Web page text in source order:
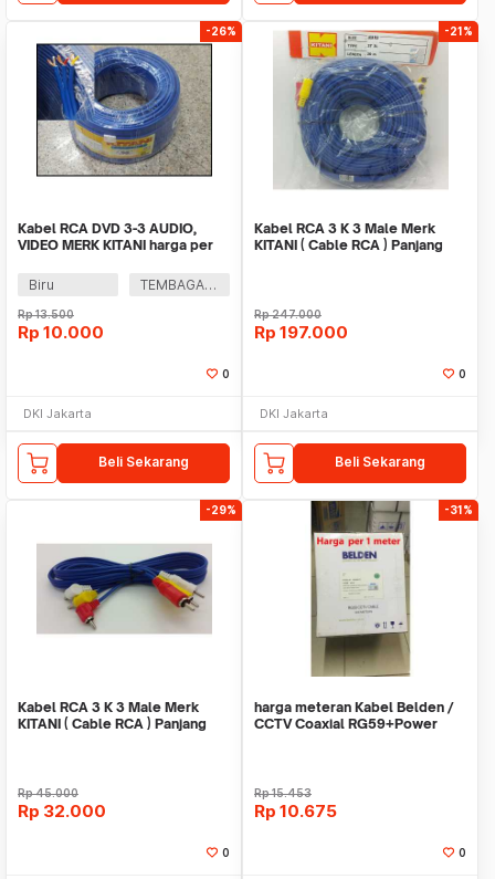
-26%
Kabel RCA DVD 3-3 AUDIO,
VIDEO MERK KITANI harga per
Biru
TEMBAGA MURNI
Rp13.500
Rp 10.000
0
DKI Jakarta
Beli Sekarang
-21%
Kabel RCA 3 K 3 Male Merk
KITANI ( Cable RCA ) Panjang
Rp247.000
Rp 197.000
0
DKI Jakarta
Beli Sekarang
-29%
Kabel RCA 3 K 3 Male Merk
KITANI ( Cable RCA ) Panjang
Rp45.000
Rp 32.000
0
-31%
harga meteran Kabel Belden /
CCTV Coaxial RG59+Power
Rp15.453
Rp 10.675
0